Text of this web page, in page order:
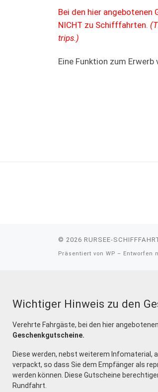
Bei den hier
NICHT zu Schifffahrten.
trips.)
Eine Funktion zum
© 2026 RURSEE-
Präsentiert von WP – Entworfen
Wichtiger Hinweis zu den
Verehrte Fahrgäste, bei den hier
Geschenkgutscheine.
Diese werden, nebst weiterem Infomaterial,
verpackt, so dass Sie dem Empfänger als
werden können. Diese Gutscheine
Rundfahrt.